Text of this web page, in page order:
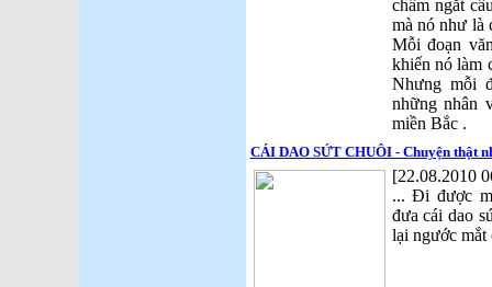
chấm ngắt
mà nó như là
Mỗi đoạn
khiến nó làm
Nhưng mỗi
những nhân
miền Bắc .
CÁI DAO SỨT CHUÔI - Chuyện thật
[22.08.2010
... Đi được
đưa cái dao
lại ngước mắt